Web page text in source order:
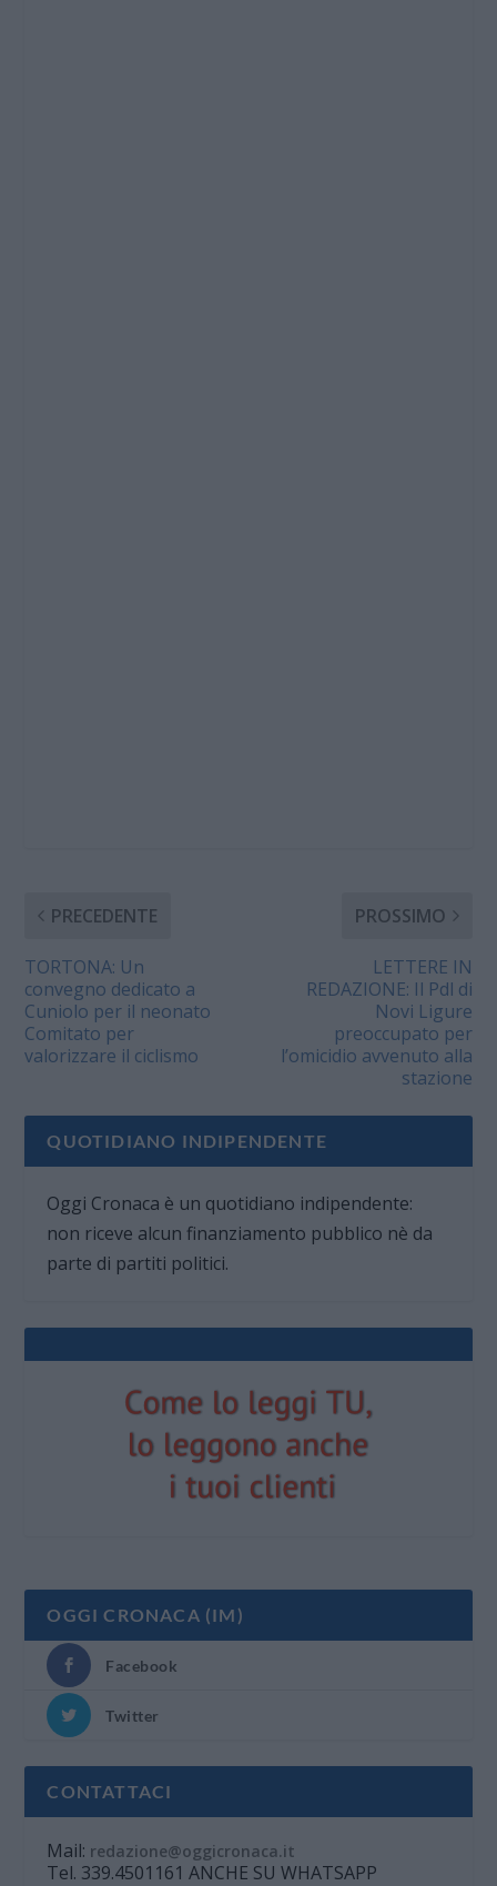
PRECEDENTE
TORTONA: Un
convegno dedicato a
Cuniolo per il neonato
Comitato per
valorizzare il ciclismo
PROSSIMO
LETTERE IN
REDAZIONE: Il Pdl di
Novi Ligure
preoccupato per
l’omicidio avvenuto alla
stazione
QUOTIDIANO INDIPENDENTE
Oggi Cronaca è un quotidiano indipendente:
non riceve alcun finanziamento pubblico nè da
parte di partiti politici.
OGGI CRONACA (IM)
Facebook
Twitter
CONTATTACI
Mail: redazione@oggicronaca.it
Tel. 339.4501161 ANCHE SU WHATSAPP